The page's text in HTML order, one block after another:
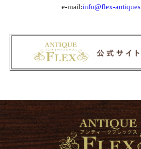
e-mail:info@flex-